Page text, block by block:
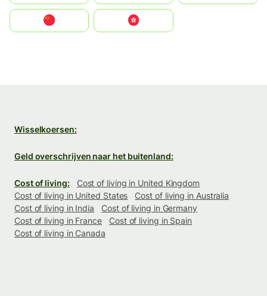
中國香港特別行政區
Wisselkoersen:
Geld overschrijven naar het buitenland:
Cost of living:
Cost of living in United Kingdom
Cost of living in United States
Cost of living in Australia
Cost of living in India
Cost of living in Germany
Cost of living in France
Cost of living in Spain
Cost of living in Canada